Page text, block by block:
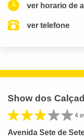
ver horario de
ver telefone
Show dos
4
Avenida Sete de